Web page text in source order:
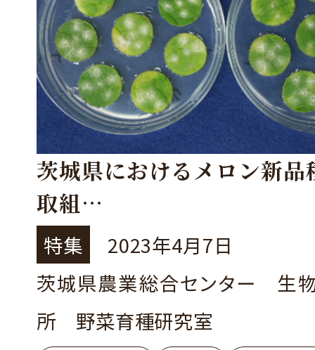
茨城県におけるメロン新品
取組
～新品種開発の研究最前線
特集
2023年4月7日
茨城県農業総合センター 生
所 野菜育種研究室